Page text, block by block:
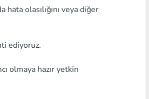
Herhangi bir banka KGS
Herhangi bir banka PLN
olasılığını veya diğer
ediyoruz.
olmaya hazır yetkin